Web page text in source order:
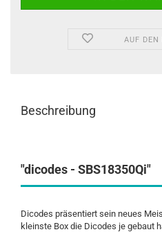
AUF DEN
Beschreibung
"dicodes - SBS18350Qi"
Dicodes präsentiert sein neues
kleinste Box die Dicodes je gebaut